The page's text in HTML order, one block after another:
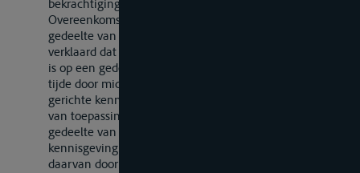
bekrachtiging of van toetreding verklaren dat deze
Overeenkomst slechts van toepassing zal zijn op een
gedeelte van zijn grondgebied. Elk land dat heeft
verklaard dat de Overeenkomst slechts van toepassing
is op een gedeelte van zijn grondgebied kan te allen
tijde door middel van een aan de Secretaris-Generaal
gerichte kennisgeving verklaren dat de Overeenkomst
van toepassing zal zijn voor het geheel of voor een
gedeelte van het overige grondgebied; deze
kennisgeving wordt twaalf maanden na ontvangst
daarvan door de Secretaris-Generaal van kracht